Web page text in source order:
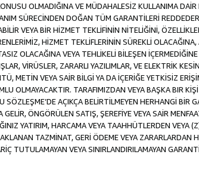
OLMADIĞINA VE MÜDAHALESİZ KULLANIMA
SÜRECİNDEN DOĞAN TÜM GARANTİLERİ
VEYA BİR HİZMET TEKLİFİNİN NİTELİĞİNİ,
HİZMET TEKLİFLERİNİN SÜREKLİ
OLACAĞINA VEYA TEHLİKELİ BİLEŞEN
VİRÜSLER, ZARARLI YAZILIMLAR, VE ELEKTRİK
METİN VEYA SAİR BİLGİ YA DA İÇERİĞE YETKİSİZ
OLMAYACAKTIR. TARAFIMIZDAN VEYA BAŞKA BIR
SÖZLEŞME’DE AÇIKÇA BELİRTİLMEYEN HERHANGİ BİR
ÖNGÖRÜLEN SATIŞ, ŞEREFİYE VEYA SAİR
YATIRIM, HARCAMA VEYA TAAHHÜTLERDEN VEYA
TAZMİNAT, GERİ ÖDEME VEYA ZARARLARDAN
TUTULAMAYAN VEYA SINIRLANDIRILAMAYAN